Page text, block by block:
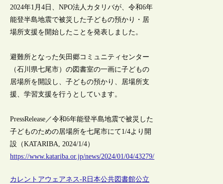
2024年1月4日、NPO法人カタリバが、令和6年
能登半島地震で被災した子どもの預かり・居
場所支援を開始したことを発表しました。
避難所となった矢田郷コミュニティセンター
（石川県七尾市）の図書室の一画に子どもの
居場所を開設し、子どもの預かり、居場所支
援、学習支援を行うとしています。
PressRelease／令和6年能登半島地震で被災した
子どものための居場所を七尾市にて1/4より開
設（KATARIBA, 2024/1/4）
https://www.katariba.or.jp/news/2024/01/04/43279/
カレントアウェアネス-R日本公共図書館公立